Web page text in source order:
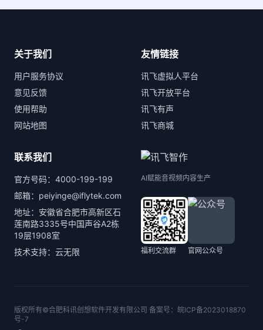
关于我们
用户服务协议
意见反馈
使用帮助
网站地图
友情链接
讯飞虚拟人平台
讯飞开放平台
讯飞有声
讯飞商城
联系我们
官方号码：4000-199-199
邮箱：peiyinge@iflytek.com
地址：安徽省合肥市高新区石
莲南路3335号中国声谷A2栋
19层1908室
技术支持：云无限
AI赋能音视频内容生产
福利交流群 官网公众号
版权所有©合肥科讯创想软件开发有限公司 备案号： 皖ICP备2023018870
号-7